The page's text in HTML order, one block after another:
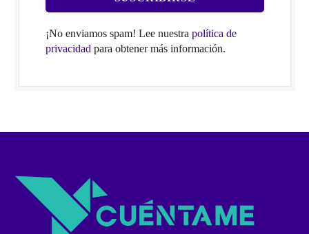
¡No enviamos spam! Lee nuestra política de
privacidad para obtener más información.